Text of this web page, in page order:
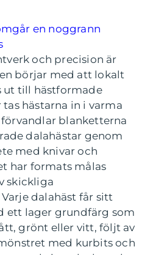
en noggrann
och precision är
börjar med att lokalt
ut till hästformade
hästarna in i varma
blanketterna
dalahästar genom
med knivar och
har formats målas
skickliga
dalahäst får sitt
ett lager grundfärg som
grönt eller vitt, följt av
med kurbits och